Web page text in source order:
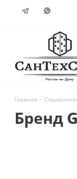
Главная -
Бренд